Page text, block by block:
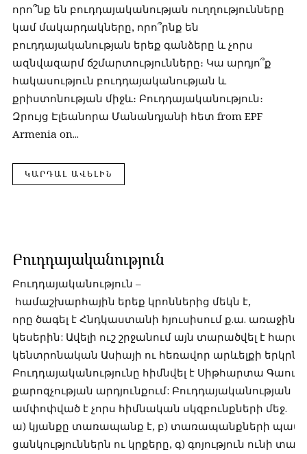
որո՞նք են բուդդայականության ուղղությունները
կամ մակարդակները, որո՞րնք են
բուդդայականության երեք գանձերը և չորս
ազնվազարմ ճշմարտությունները։ Կա արդյո՞ք
հակասություն բուդդայականության և
քրիստոնության միջև։ Բուդդայականություն։
Զրույց Էլեանորա Մանանդյանի հետ from EPF
Armenia on...
ԿԱՐԴԱԼ ԱՎԵԼԻՆ
Բուդդայականություն
Բուդդայականություն –
համաշխարհային երեք կրոններից մեկն է,
որը ծագել է Հնդկաստանի հյուսիսում ք.ա. առաջին
կեսերին: Ավելի ուշ շրջանում այն տարածվել է
կենտրոնական Ասիայի ու հեռավոր արևելքի
Բուդդայականությունը հիմնվել է Սիթհարտա
քարոզչության արդյունքում: Բուդդայականության
ամփոփված է չորս հիմնական սկզբունքների մեջ.
ա) կյանքը տառապանք է, բ) տառապանքների
ցանկություններն ու կրքերը, գ) գոյություն ունի